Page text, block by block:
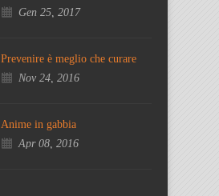
Gen 25, 2017
Prevenire è meglio che curare
Nov 24, 2016
Anime in gabbia
Apr 08, 2016